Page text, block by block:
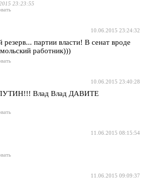
23:23:55
10.06.2015 23:24:32
резерв... партии власти! В сенат вроде
работник)))
10.06.2015 23:40:28
Влад Влад ДАВИТЕ
11.06.2015 08:15:54
11.06.2015 09:09:37